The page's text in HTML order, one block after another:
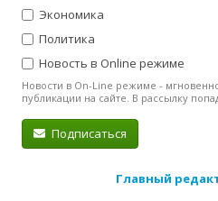
Экономика
Политика
Новость в Online режиме
Новости в On-Line режиме -
публикации на сайте. В рассылку
Подписаться
Главный